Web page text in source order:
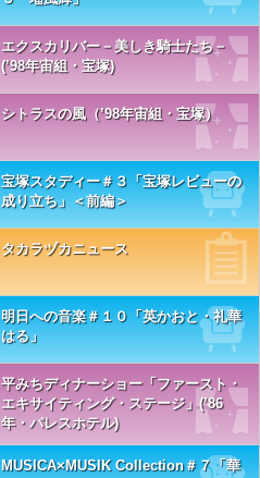
エクスカリバー－美しき騎士たち－
(’98年宙組・宝塚)
シトラスの風（’98年宙組・宝塚）
宝塚スタディー＃３「宝塚レビューの
成り立ち」＜前編＞
タカラヅカニュース
明日への音楽＃１０「英かおと・礼華
はる」
平みちディナーショー「ファースト・
エキサイティング・ステージ」(’86
年・パレスホテル)
MUSICA×MUSIK Collection＃７「華